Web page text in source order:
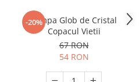
-20%
Lampa Glob de Cristal
Copacul Vietii
67 RON
54 RON